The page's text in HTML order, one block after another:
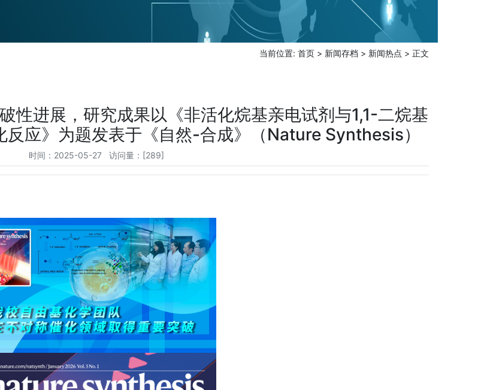
当前位置: 首页 > 新闻存档 > 新闻热点 > 正文
性进展，研究成果以《非活化烷基亲电试剂与1,1-二烷基
应》为题发表于《自然-合成》（Nature Synthesis）
时间：2025-05-27 访问量：[289]